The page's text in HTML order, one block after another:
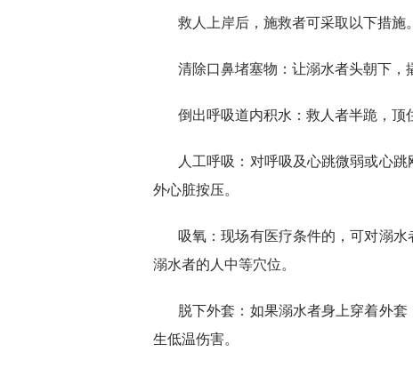
救人上岸后，施救者可采取以下措施。
清除口鼻堵塞物：让溺水者头朝下，
倒出呼吸道内积水：救人者半跪，顶
人工呼吸：对呼吸及心跳微弱或心
外心脏按压。
吸氧：现场有医疗条件的，可对溺
溺水者的人中等穴位。
脱下外套：如果溺水者身上穿着外
生低温伤害。